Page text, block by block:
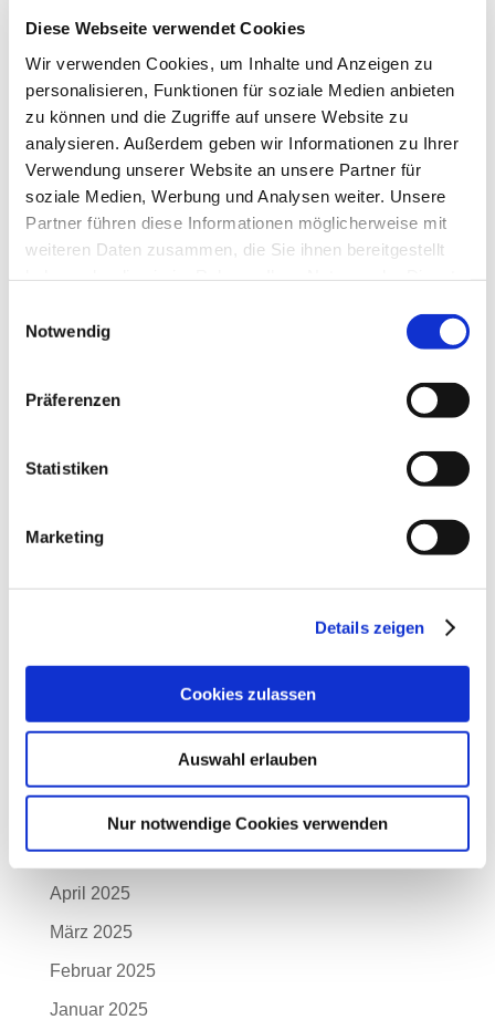
Diese Webseite verwendet Cookies
Wir verwenden Cookies, um Inhalte und Anzeigen zu
personalisieren, Funktionen für soziale Medien anbieten
zu können und die Zugriffe auf unsere Website zu
analysieren. Außerdem geben wir Informationen zu Ihrer
Verwendung unserer Website an unsere Partner für
soziale Medien, Werbung und Analysen weiter. Unsere
Partner führen diese Informationen möglicherweise mit
weiteren Daten zusammen, die Sie ihnen bereitgestellt
Notwendig
Präferenzen
Statistiken
Marketing
Details zeigen
Cookies zulassen
Auswahl erlauben
Nur notwendige Cookies verwenden
Mai 2026
März 2026
Januar 2026
Oktober 2025
August 2025
Juni 2025
Mai 2025
April 2025
März 2025
Februar 2025
Januar 2025